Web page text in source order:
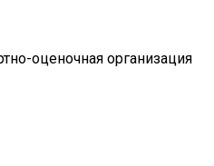
оценочная организация